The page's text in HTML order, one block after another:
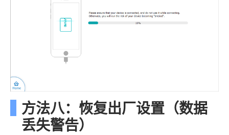
方法八：恢复出厂设置（数据
丢失警告）